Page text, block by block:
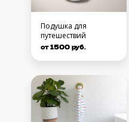
Подушка для
путешествий
от 1500 руб.